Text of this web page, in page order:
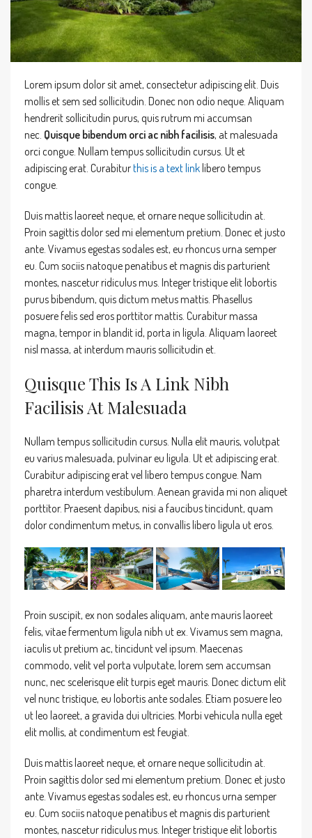
Lorem ipsum dolor sit amet, consectetur adipiscing elit. Duis
mollis et sem sed sollicitudin. Donec non odio neque. Aliquam
hendrerit sollicitudin purus, quis rutrum mi accumsan
nec. Quisque bibendum orci ac nibh facilisis, at malesuada
orci congue. Nullam tempus sollicitudin cursus. Ut et
adipiscing erat. Curabiturthis is a text linklibero tempus
congue.
Duis mattis laoreet neque, et ornare neque sollicitudin at.
Proin sagittis dolor sed mi elementum pretium. Donec et justo
ante. Vivamus egestas sodales est, eu rhoncus urna semper
eu. Cum sociis natoque penatibus et magnis dis parturient
montes, nascetur ridiculus mus. Integer tristique elit lobortis
purus bibendum, quis dictum metus mattis. Phasellus
posuere felis sed eros porttitor mattis. Curabitur massa
magna, tempor in blandit id, porta in ligula. Aliquam laoreet
nisl massa, at interdum mauris sollicitudin et.
Quisque This Is A Link Nibh
Facilisis At Malesuada
Nullam tempus sollicitudin cursus. Nulla elit mauris, volutpat
eu varius malesuada, pulvinar eu ligula. Ut et adipiscing erat.
Curabitur adipiscing erat vel libero tempus congue. Nam
pharetra interdum vestibulum. Aenean gravida mi non aliquet
porttitor. Praesent dapibus, nisi a faucibus tincidunt, quam
dolor condimentum metus, in convallis libero ligula ut eros.
Proin suscipit, ex non sodales aliquam, ante mauris laoreet
felis, vitae fermentum ligula nibh ut ex. Vivamus sem magna,
iaculis ut pretium ac, tincidunt vel ipsum. Maecenas
commodo, velit vel porta vulputate, lorem sem accumsan
nunc, nec scelerisque elit turpis eget mauris. Donec dictum elit
vel nunc tristique, eu lobortis ante sodales. Etiam posuere leo
ut leo laoreet, a gravida dui ultricies. Morbi vehicula nulla eget
elit mollis, at condimentum est feugiat.
Duis mattis laoreet neque, et ornare neque sollicitudin at.
Proin sagittis dolor sed mi elementum pretium. Donec et justo
ante. Vivamus egestas sodales est, eu rhoncus urna semper
eu. Cum sociis natoque penatibus et magnis dis parturient
montes, nascetur ridiculus mus. Integer tristique elit lobortis